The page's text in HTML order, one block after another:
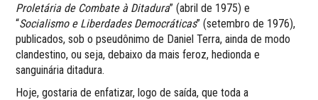
Proletária de Combate à Ditadura” (abril de 1975) e
“Socialismo e Liberdades Democráticas” (setembro de 1976),
publicados, sob o pseudônimo de Daniel Terra, ainda de modo
clandestino, ou seja, debaixo da mais feroz, hedionda e
sanguinária ditadura.
Hoje, gostaria de enfatizar, logo de saída, que toda a